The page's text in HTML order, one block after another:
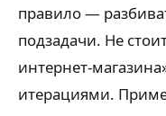
правило —
подзадачи. Не
интернет-
итерациями.